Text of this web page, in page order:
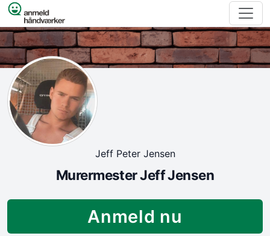
Spring til indhold
Jeff Peter Jensen
Murermester Jeff Jensen
Anmeld nu